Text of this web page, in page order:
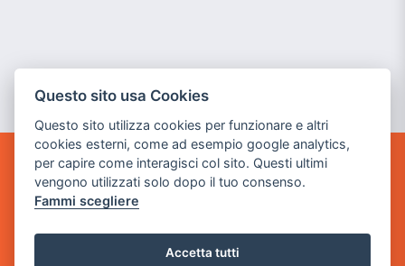
GAME WARP
BY POWER GAME SRL
Sede Legale
via Villaggio dei Platani, 3
Questo sito usa Cookies
Questo sito utilizza cookies per funzionare e altri
cookies esterni, come ad esempio google analytics,
per capire come interagisci col sito. Questi ultimi
vengono utilizzati solo dopo il tuo consenso.
Fammi scegliere
Accetta tutti